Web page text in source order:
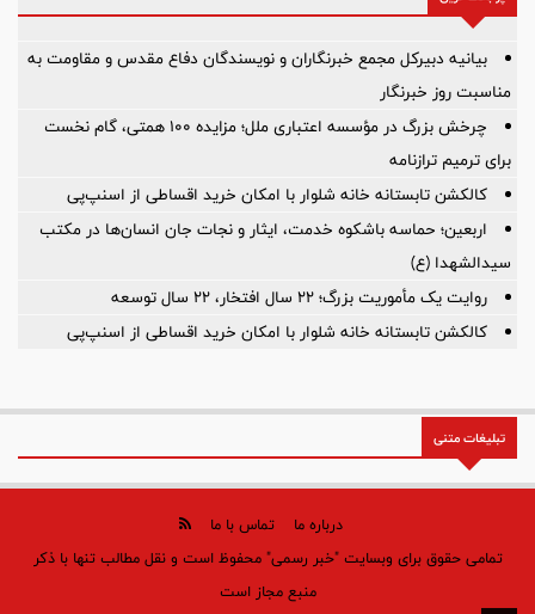
بیانیه دبیرکل مجمع خبرنگاران و نویسندگان دفاع مقدس و مقاومت به
مناسبت روز خبرنگار
چرخش بزرگ در مؤسسه اعتباری ملل؛ مزایده ۱۰۰ همتی، گام نخست
برای ترمیم ترازنامه
کالکشن تابستانه خانه شلوار با امکان خرید اقساطی از اسنپ‌پی
اربعین؛ حماسه باشکوه خدمت، ایثار و نجات جان انسان‌ها در مکتب
سیدالشهدا (ع)
روایت یک مأموریت بزرگ؛ ۲۲ سال افتخار، ۲۲ سال توسعه
کالکشن تابستانه خانه شلوار با امکان خرید اقساطی از اسنپ‌پی
تبلیغات متنی
درباره ما
تماس با ما
تمامی حقوق برای وبسایت "خبر رسمی" محفوظ است و نقل مطالب تنها با ذکر
منبع مجاز است